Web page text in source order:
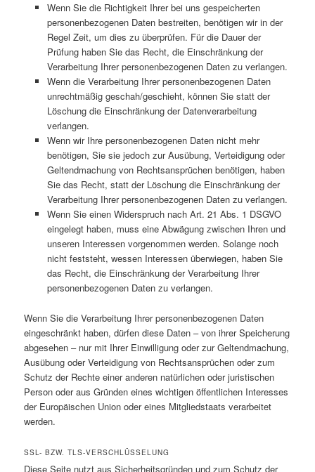
Wenn Sie die Richtigkeit Ihrer bei uns gespeicherten
personenbezogenen Daten bestreiten, benötigen wir in der
Regel Zeit, um dies zu überprüfen. Für die Dauer der
Prüfung haben Sie das Recht, die Einschränkung der
Verarbeitung Ihrer personenbezogenen Daten zu verlangen.
Wenn die Verarbeitung Ihrer personenbezogenen Daten
unrechtmäßig geschah/geschieht, können Sie statt der
Löschung die Einschränkung der Datenverarbeitung
verlangen.
Wenn wir Ihre personenbezogenen Daten nicht mehr
benötigen, Sie sie jedoch zur Ausübung, Verteidigung oder
Geltendmachung von Rechtsansprüchen benötigen, haben
Sie das Recht, statt der Löschung die Einschränkung der
Verarbeitung Ihrer personenbezogenen Daten zu verlangen.
Wenn Sie einen Widerspruch nach Art. 21 Abs. 1 DSGVO
eingelegt haben, muss eine Abwägung zwischen Ihren und
unseren Interessen vorgenommen werden. Solange noch
nicht feststeht, wessen Interessen überwiegen, haben Sie
das Recht, die Einschränkung der Verarbeitung Ihrer
personenbezogenen Daten zu verlangen.
Wenn Sie die Verarbeitung Ihrer personenbezogenen Daten
eingeschränkt haben, dürfen diese Daten – von ihrer Speicherung
abgesehen – nur mit Ihrer Einwilligung oder zur Geltendmachung,
Ausübung oder Verteidigung von Rechtsansprüchen oder zum
Schutz der Rechte einer anderen natürlichen oder juristischen
Person oder aus Gründen eines wichtigen öffentlichen Interesses
der Europäischen Union oder eines Mitgliedstaats verarbeitet
werden.
SSL- BZW. TLS-VERSCHLÜSSELUNG
Diese Seite nutzt aus Sicherheitsgründen und zum Schutz der